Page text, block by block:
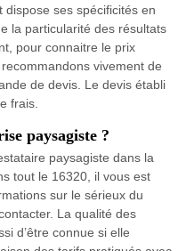
ses spécificités en
la particularité des résultats
pour connaitre le prix
vivement de
de devis. Le devis établi
frais.
paysagiste ?
paysagiste dans la
tout le 16320, il vous est
sur le sérieux du
La qualité des
d’être connue si elle